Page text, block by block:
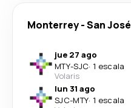
Monterrey-San José
jue 27 ago
MTY-SJC· 1 escala
Volaris
lun 31 ago
SJC-MTY· 1 escala